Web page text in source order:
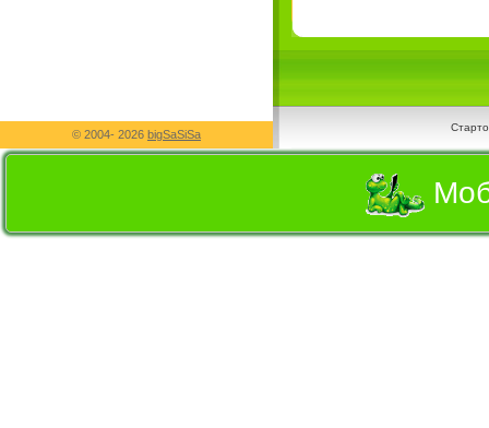
© 2004- 2026 bigSaSiSa